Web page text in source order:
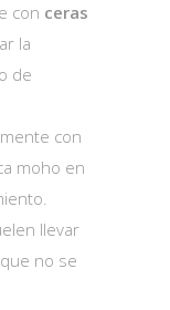
con ceras
la
de
con
moho en
llevar
no se